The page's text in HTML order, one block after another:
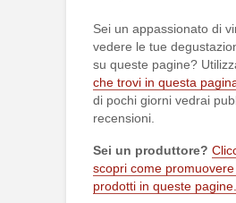
Sei un appassionato di
vedere le tue
su queste pagine?
che trovi in questa
di pochi giorni vedrai
recensioni.
Sei un produttore?
scopri come
prodotti in queste pagine.